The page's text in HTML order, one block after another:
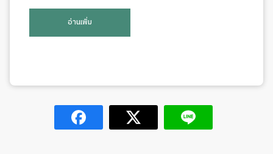
อ่านเพิ่ม